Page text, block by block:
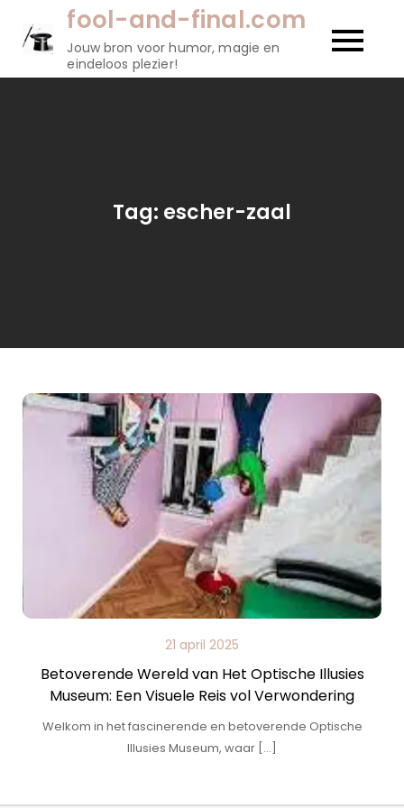
fool-and-final.com
Jouw bron voor humor, magie en
eindeloos plezier!
Tag: escher-zaal
21 april 2025
Betoverende Wereld van Het Optische Illusies
Museum: Een Visuele Reis vol Verwondering
Welkom in het fascinerende en betoverende Optische
Illusies Museum, waar […]